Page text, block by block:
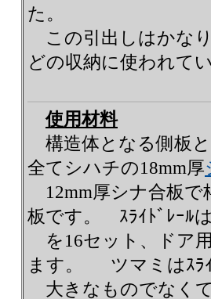
この引出しはかな
どの収納に使われてい
使用材料
構造体となる側板
全てシハチの18mm厚
12mm厚シナ合板で
板です。 ｽﾗｲﾄﾞﾚｰﾙ
を16セット、ドア
ます。 ツマミはｽﾗｲ
大きなものでなく